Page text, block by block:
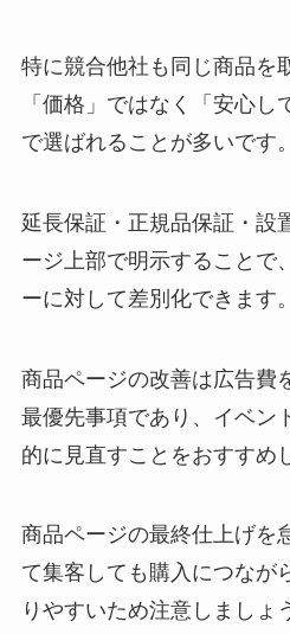
特に競合他社も同じ商品を
「価格」ではなく「安心
で選ばれることが多いです。
延長保証・正規品保証・設
ージ上部で明示することで
ーに対して差別化できます。
商品ページの改善は広告費
最優先事項であり、イベン
的に見直すことをおすすめ
商品ページの最終仕上げを
て集客しても購入につなが
りやすいため注意しましょ